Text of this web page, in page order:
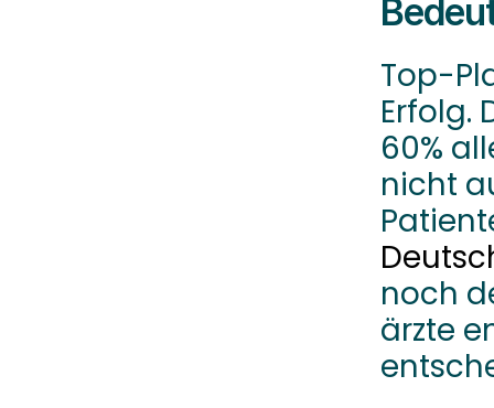
Top-
Erfolg.
60%
nicht
noch
ärzte